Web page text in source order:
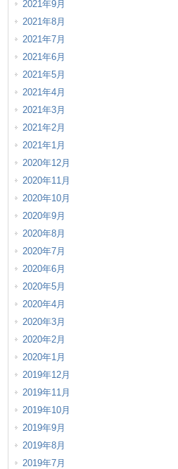
2021年9月
2021年8月
2021年7月
2021年6月
2021年5月
2021年4月
2021年3月
2021年2月
2021年1月
2020年12月
2020年11月
2020年10月
2020年9月
2020年8月
2020年7月
2020年6月
2020年5月
2020年4月
2020年3月
2020年2月
2020年1月
2019年12月
2019年11月
2019年10月
2019年9月
2019年8月
2019年7月